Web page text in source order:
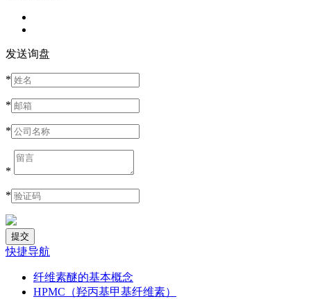
发送询盘
*
*
*
*
*
快捷导航
纤维素醚的基本概念
HPMC（羟丙基甲基纤维素）